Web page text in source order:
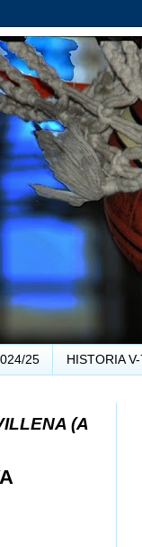
25 HISTORIA
... V-